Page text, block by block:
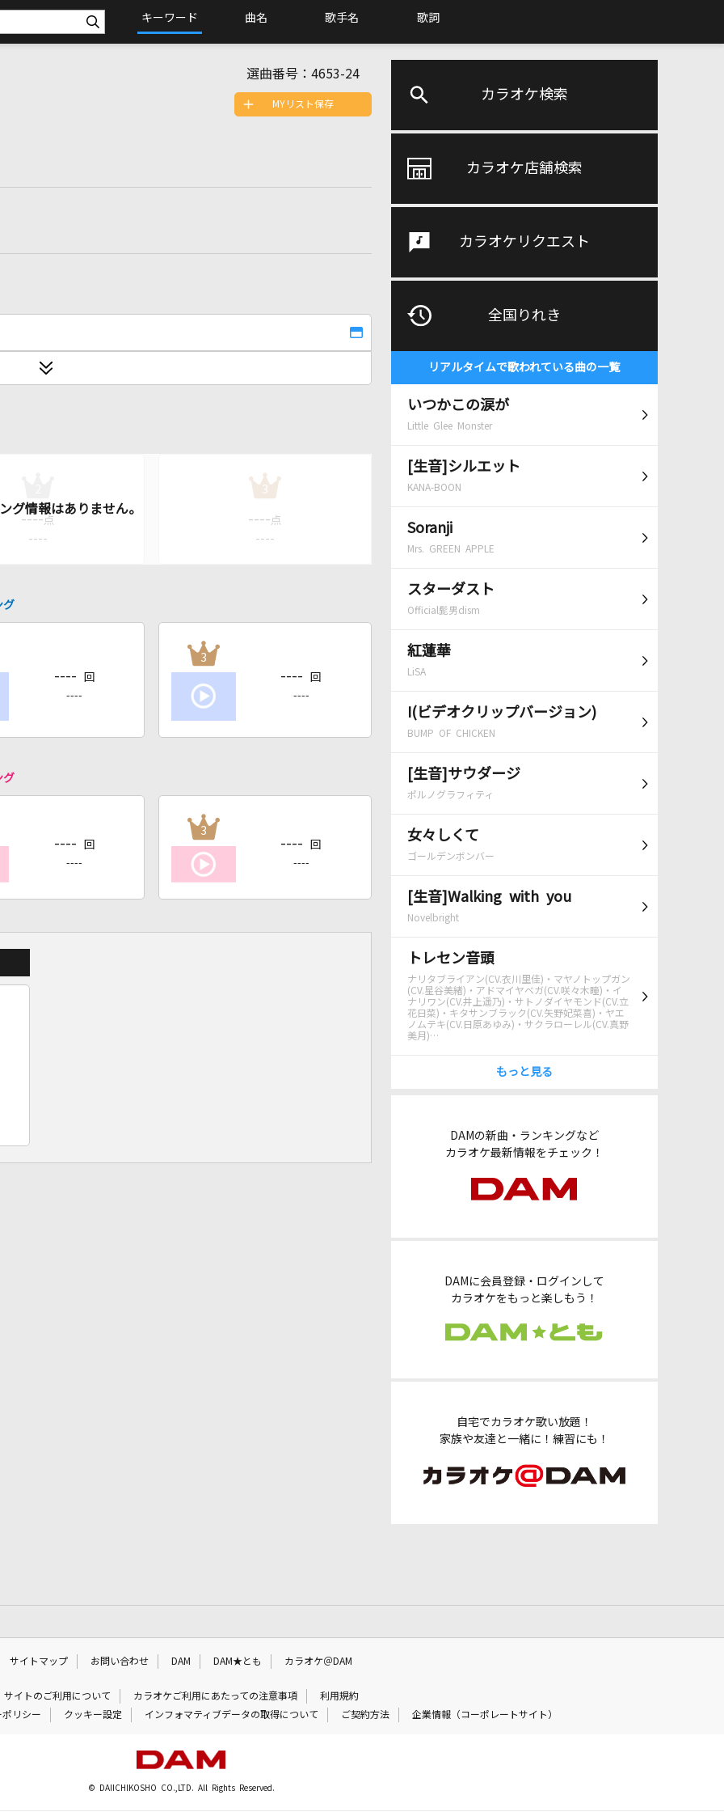
キーワード 曲名 歌手名 歌詞
カラオケ検索
カラオケ店舗検索
カラオケリクエスト
全国りれき
リアルタイムで歌われている曲の一覧
いつかこの涙が
Little Glee Monster
[生音]シルエット
KANA-BOON
Soranji
Mrs. GREEN APPLE
スターダスト
Official髭男dism
紅蓮華
LiSA
I(ビデオクリップバージョン)
BUMP OF CHICKEN
[生音]サウダージ
ポルノグラフィティ
女々しくて
ゴールデンボンバー
[生音]Walking with you
Novelbright
トレセン音頭
ナリタブライアン(CV.衣川里佳)・マヤノトップガン
(CV.星谷美緒)・アドマイヤベガ(CV.咲々木瞳)・イ
ナリワン(CV.井上遥乃)・サトノダイヤモンド(CV.立
花日菜)・キタサンブラック(CV.矢野妃菜喜)・ヤエ
ノムテキ(CV.日原あゆみ)・サクラローレル(CV.真野
美月)…
もっと見る
DAMの新曲・ランキングなど
カラオケ最新情報をチェック！
DAMに会員登録・ログインして
カラオケをもっと楽しもう！
自宅でカラオケ歌い放題！
家族や友達と一緒に！練習にも！
選曲番号： 4653-24
MYリスト保存
---- 点
----
3
---- 点
----
グ
---- 回
----
3
---- 回
----
グ
---- 回
----
3
---- 回
----
サイトマップ お問い合わせ DAM DAM★とも カラオケ＠DAM
サイトのご利用について カラオケご利用にあたっての注意事項
利用規約
リシー
クッキー設定 インフォマティブデータの取得について ご契約方法 企業情報（コーポレートサイト）
© DAIICHIKOSHO CO.,LTD. All Rights Reserved.